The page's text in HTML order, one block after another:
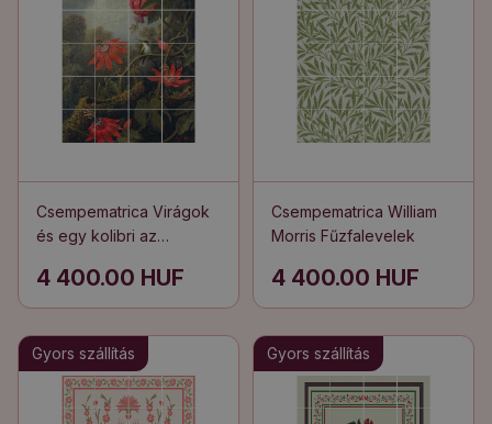
Csempematrica Virágok
és egy kolibri az
4 400.00 HUF
Csempematrica William
Morris Fűzfalevelek
4 400.00 HUF
Gyors szállítás Gyors szállítás